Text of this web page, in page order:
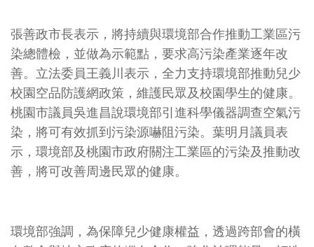
張善政市長表示，將持續與環境部合作推動工業區污
染總體檢，並做為示範點，要求高污染產業逐年改
善。立法委員王義川表示，全力支持環境部推動兒少
校園空品防護網政策，維護民眾及校園學生的健康。
桃園市議員吳進昌說環境部引進科學儀器調查空氣污
染，將可有效抓到污染源嚇阻污染。葉明月議員表
示，環境部及桃園市政府關注工業區的污染及推動改
善，將可改善周邊民眾的健康。
環境部強調，為保障兒少健康權益，透過跨部會的橫